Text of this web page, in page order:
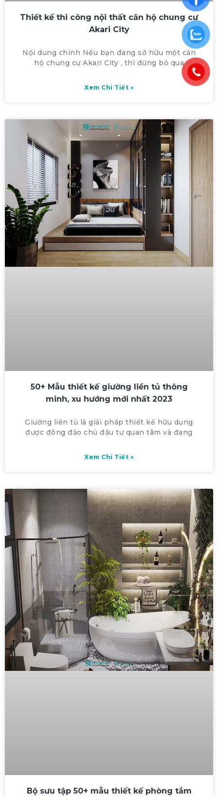
Thiết kế thi công nội thất căn hộ chung cư
Akari City
Nội dung chính Nếu bạn đang sở hữu một căn
hộ chung cư Akari City , thì đừng bỏ qua
Xem Chi Tiết »
50+ Mẫu thiết kế giường liền tủ thông
minh, xu hướng mới nhất 2023
Giường liền tủ là giải pháp thiết kế hữu dụng
được đông đảo chủ đầu tư quan tâm và đang
Xem Chi Tiết »
Bộ sưu tập 50+ mẫu thiết kế phòng tắm